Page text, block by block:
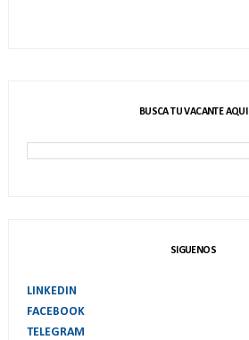
BUSCA TU VACANTE AQUI
SIGUENOS
LINKEDIN
FACEBOOK
TELEGRAM